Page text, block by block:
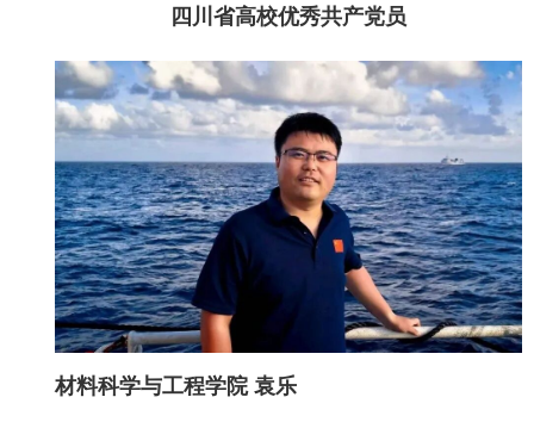
教务系统
办事大厅
信息门户
四川省高校优秀共产党员
材料科学与工程学院 袁乐